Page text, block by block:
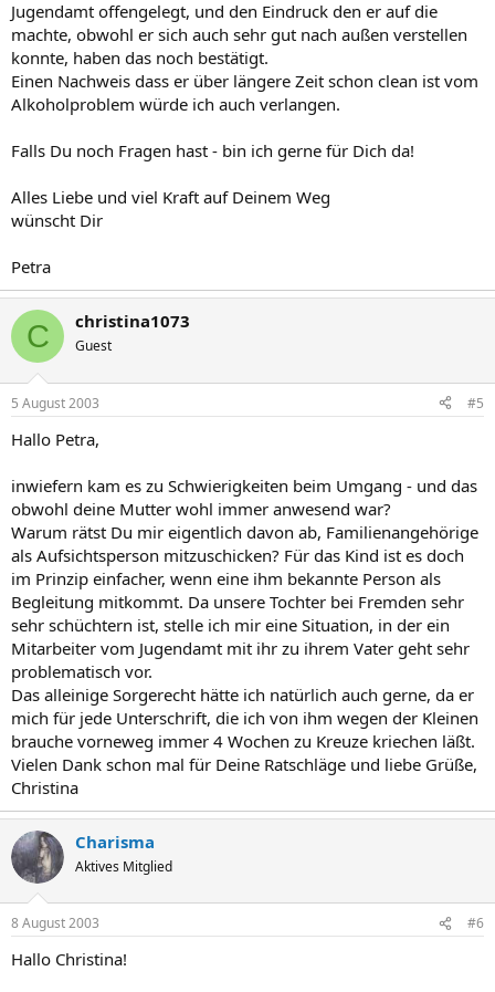
Jugendamt offengelegt, und den Eindruck den er auf die
machte, obwohl er sich auch sehr gut nach außen verstellen
konnte, haben das noch bestätigt.
Einen Nachweis dass er über längere Zeit schon clean ist vom
Alkoholproblem würde ich auch verlangen.
Falls Du noch Fragen hast - bin ich gerne für Dich da!
Alles Liebe und viel Kraft auf Deinem Weg
wünscht Dir
Petra
C christina1073
Guest
5 August 2003 #5
Hallo Petra,
inwiefern kam es zu Schwierigkeiten beim Umgang - und das
obwohl deine Mutter wohl immer anwesend war?
Warum rätst Du mir eigentlich davon ab, Familienangehörige
als Aufsichtsperson mitzuschicken? Für das Kind ist es doch
im Prinzip einfacher, wenn eine ihm bekannte Person als
Begleitung mitkommt. Da unsere Tochter bei Fremden sehr
sehr schüchtern ist, stelle ich mir eine Situation, in der ein
Mitarbeiter vom Jugendamt mit ihr zu ihrem Vater geht sehr
problematisch vor.
Das alleinige Sorgerecht hätte ich natürlich auch gerne, da er
mich für jede Unterschrift, die ich von ihm wegen der Kleinen
brauche vorneweg immer 4 Wochen zu Kreuze kriechen läßt.
Vielen Dank schon mal für Deine Ratschläge und liebe Grüße,
Christina
Charisma
Aktives Mitglied
8 August 2003 #6
Hallo Christina!